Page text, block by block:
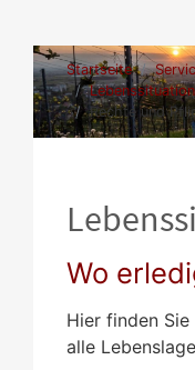
Startseite
Rechte und
Wo
Hier finden
alle